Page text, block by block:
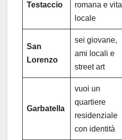
Testaccio
romana e vita
locale
San
Lorenzo
sei giovane,
ami locali e
street art
Garbatella
vuoi un
quartiere
residenziale
con identità